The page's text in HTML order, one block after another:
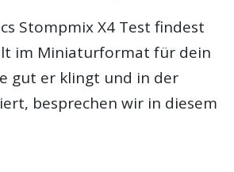
Stompmix X4 Test findest
im Miniaturformat für dein
gut er klingt und in der
besprechen wir in diesem